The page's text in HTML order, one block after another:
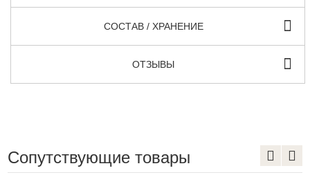
СОСТАВ / ХРАНЕНИЕ
ОТЗЫВЫ
Сопутствующие товары